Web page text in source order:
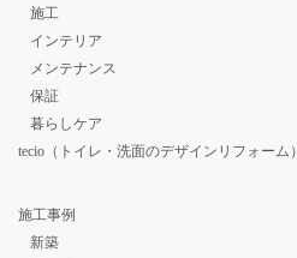
施工
インテリア
メンテナンス
保証
暮らしケア
tecio（トイレ・洗面のデザインリフォーム）
施工事例
新築